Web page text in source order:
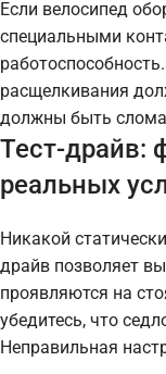
Если велосипед
специальными
расщелкивания
должны быть
Тест-драйв:
реальных
Никакой
драйв позволяет
проявляются на
убедитесь, что
Неправильная